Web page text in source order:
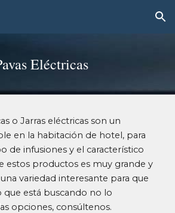
Skip to navigation
avas Eléctricas
o Jarras eléctricas son un
en la habitación de hotel, para
de infusiones y el característico
estos productos es muy grande y
variedad interesante para que
que está buscando no lo
opciones, consúltenos.